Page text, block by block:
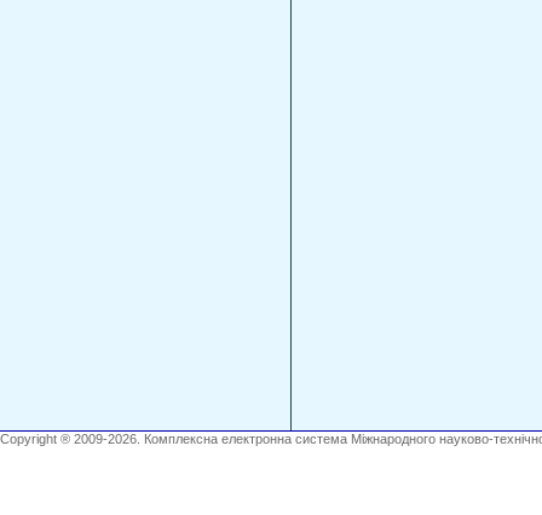
Copyright ® 2009-2026. Комплексна електронна система Міжнародного науково-